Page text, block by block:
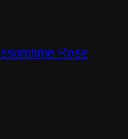
Rose